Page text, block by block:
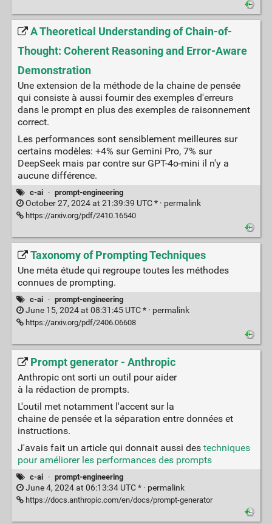
A Theoretical Understanding of Chain-of-
Thought: Coherent Reasoning and Error-Aware
Demonstration
Une extension de la méthode de la chaine de pensée
qui consiste à aussi fournir des exemples d'erreurs
dans le prompt en plus des exemples de raisonnement
correct.
Les performances sont sensiblement meilleures sur
certains modèles: +4% sur Gemini Pro, 7% sur
DeepSeek mais par contre sur GPT-4o-mini il n'y a
aucune différence.
c-ai · prompt-engineering
October 27, 2024 at 21:39:39 UTC * · permalink
https://arxiv.org/pdf/2410.16540
Taxonomy of Prompting Techniques
Une méta étude qui regroupe toutes les méthodes
connues de prompting.
c-ai · prompt-engineering
June 15, 2024 at 08:31:45 UTC * · permalink
https://arxiv.org/pdf/2406.06608
Prompt generator - Anthropic
Anthropic ont sorti un outil pour aider
à la rédaction de prompts.
L'outil met notamment l'accent sur la
chaine de pensée et la séparation entre données et
instructions.
J'avais fait un article qui donnait aussi des techniques
pour améliorer les performances des prompts
c-ai · prompt-engineering
June 4, 2024 at 06:13:34 UTC * · permalink
https://docs.anthropic.com/en/docs/prompt-generator